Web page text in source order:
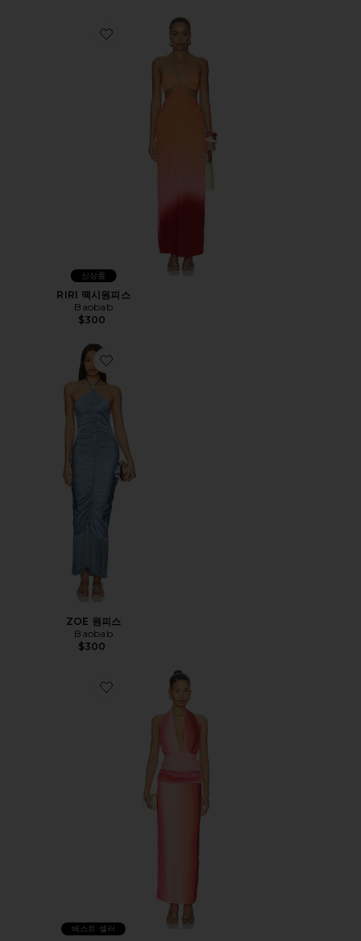
Favorite RIRI 맥시원피스
신상품
RIRI 맥시원피스
Baobab
$300
Favorite ZOE 원피스
ZOE 원피스
Baobab
$300
Favorite LIMA 원피스
베스트 셀러